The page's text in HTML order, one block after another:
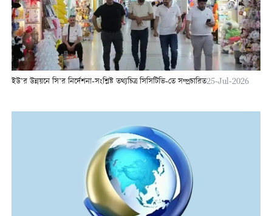
ইউ’র উন্নয়নে সি’র নির্দেশনা-সংশ্লিষ্ট তথ্যচিত্র সিসিটিভি-তে সম্প্রচারিত25-Jul-2026